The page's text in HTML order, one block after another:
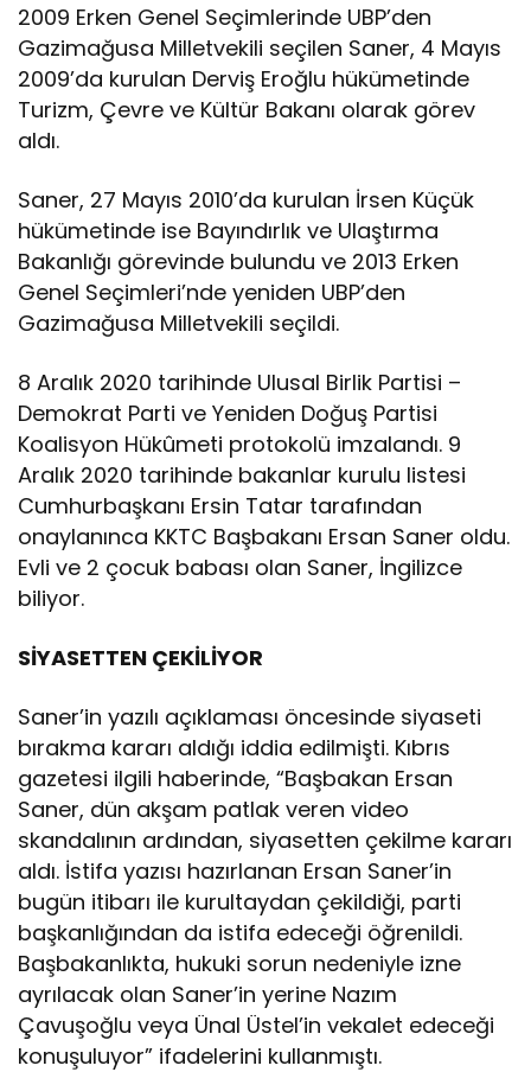
2009 Erken Genel Seçimlerinde UBP’den
Gazimağusa Milletvekili seçilen Saner, 4 Mayıs
2009’da kurulan Derviş Eroğlu hükümetinde
Turizm, Çevre ve Kültür Bakanı olarak görev
aldı.
Saner, 27 Mayıs 2010’da kurulan İrsen Küçük
hükümetinde ise Bayındırlık ve Ulaştırma
Bakanlığı görevinde bulundu ve 2013 Erken
Genel Seçimleri’nde yeniden UBP’den
Gazimağusa Milletvekili seçildi.
8 Aralık 2020 tarihinde Ulusal Birlik Partisi –
Demokrat Parti ve Yeniden Doğuş Partisi
Koalisyon Hükûmeti protokolü imzalandı. 9
Aralık 2020 tarihinde bakanlar kurulu listesi
Cumhurbaşkanı Ersin Tatar tarafından
onaylanınca KKTC Başbakanı Ersan Saner oldu.
Evli ve 2 çocuk babası olan Saner, İngilizce
biliyor.
SİYASETTEN ÇEKİLİYOR
Saner’in yazılı açıklaması öncesinde siyaseti
bırakma kararı aldığı iddia edilmişti. Kıbrıs
gazetesi ilgili haberinde, “Başbakan Ersan
Saner, dün akşam patlak veren video
skandalının ardından, siyasetten çekilme kararı
aldı. İstifa yazısı hazırlanan Ersan Saner’in
bugün itibarı ile kurultaydan çekildiği, parti
başkanlığından da istifa edeceği öğrenildi.
Başbakanlıkta, hukuki sorun nedeniyle izne
ayrılacak olan Saner’in yerine Nazım
Çavuşoğlu veya Ünal Üstel’in vekalet edeceği
konuşuluyor” ifadelerini kullanmıştı.